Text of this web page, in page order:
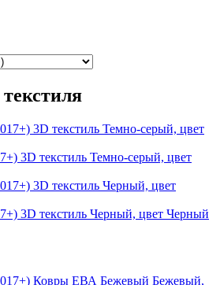
3D текстиль Темно-серый, цвет
3D текстиль Черный, цвет Черный